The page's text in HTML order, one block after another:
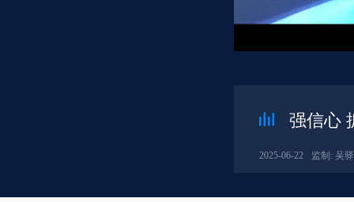
强信心
2025-06-22 监制: 吴驿